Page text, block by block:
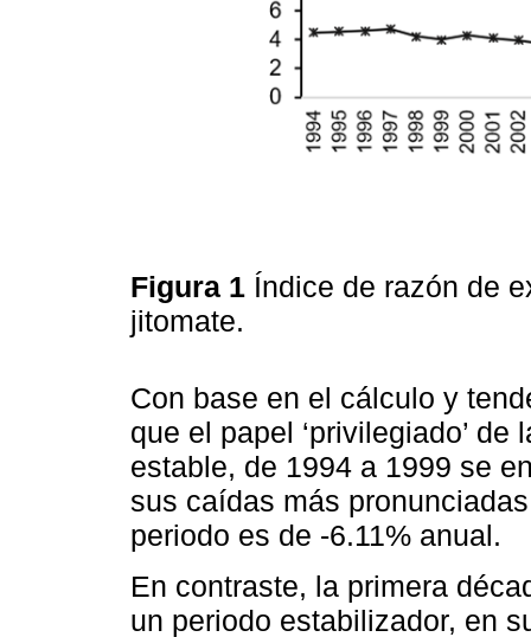
Figura 1 Índice de razón de
jitomate.
Con base en el cálculo y
que el papel ‘privilegiado’
estable, de 1994 a 1999 se
sus caídas más
periodo es de -6.11% anual.
En contraste, la primera
un periodo estabilizador, en